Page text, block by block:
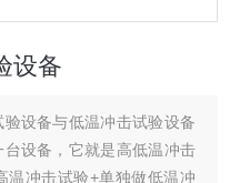
设备
设备与低温冲击试验设备
设备，它就是高低温冲击
温冲击试验+单独做低温冲